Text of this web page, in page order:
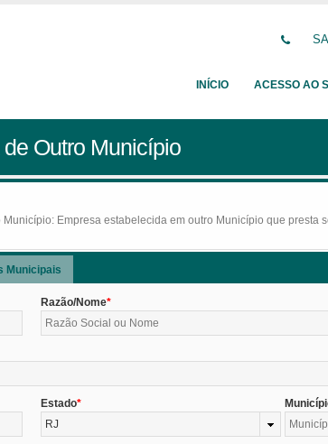
INÍCIO ACESSO AO
Outro Município
Empresa estabelecida em outro Município que presta
Municipais
Razão/Nome
Estado
RJ